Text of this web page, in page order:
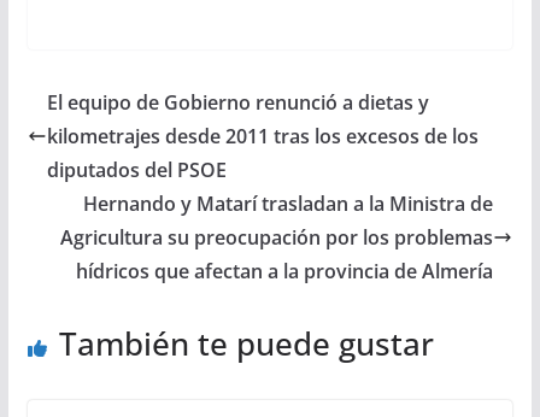
El equipo de Gobierno renunció a dietas y
kilometrajes desde 2011 tras los excesos de los
diputados del PSOE
Hernando y Matarí trasladan a la Ministra de
Agricultura su preocupación por los problemas
hídricos que afectan a la provincia de Almería
También te puede gustar